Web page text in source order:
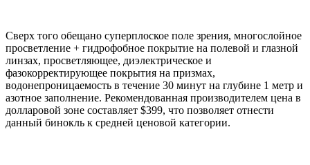
Сверх того обещано суперплоское поле зрения, многослойное
просветление + гидрофобное покрытие на полевой и глазной
линзах, просветляющее, диэлектрическое и
фазокорректирующее покрытия на призмах,
водонепроницаемость в течение 30 минут на глубине 1 метр и
азотное заполнение. Рекомендованная производителем цена в
долларовой зоне составляет $399, что позволяет отнести
данный бинокль к средней ценовой категории.